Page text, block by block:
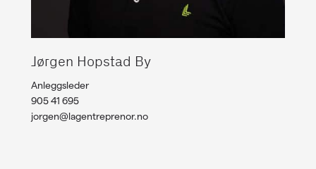
Jørgen Hopstad By
Anleggsleder
905 41 695
jorgen@lagentreprenor.no